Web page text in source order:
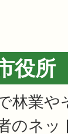
役所
林業や
のネ